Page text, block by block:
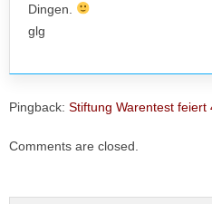
Dingen.
glg
Pingback: Stiftung Warentest feiert
Comments are closed.